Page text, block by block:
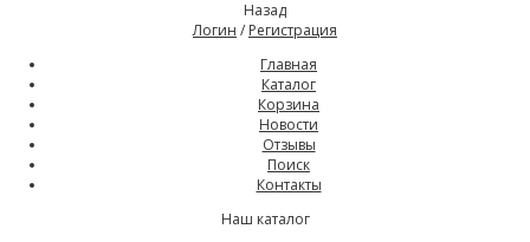
Назад
Логин / Регистрация
Главная
Каталог
Корзина
Новости
Отзывы
Поиск
Контакты
Наш каталог